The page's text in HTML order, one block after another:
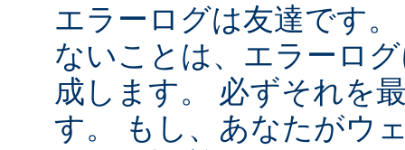
エラーログは友達です
ないことは、エラーロ
成します。 必ずそれを
す。 もし、あなたがウ